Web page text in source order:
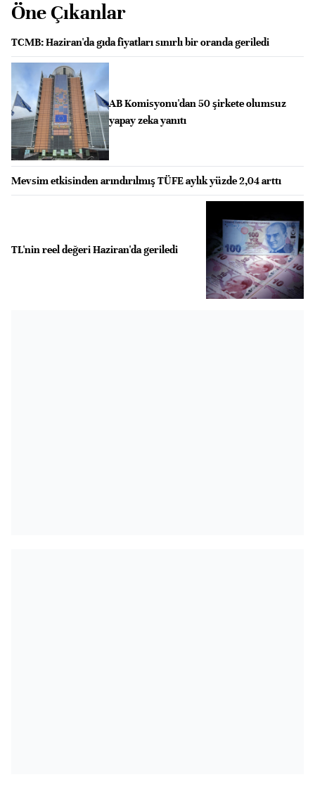
Öne Çıkanlar
TCMB: Haziran'da gıda fiyatları sınırlı bir oranda geriledi
AB Komisyonu'dan 50 şirkete olumsuz
yapay zeka yanıtı
Mevsim etkisinden arındırılmış TÜFE aylık yüzde 2,04 arttı
TL'nin reel değeri Haziran'da geriledi